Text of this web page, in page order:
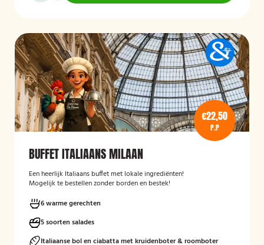
€22,50
P.P
BUFFET ITALIAANS MILAAN
Een heerlijk Italiaans buffet met lokale ingrediënten!
Mogelijk te bestellen zonder borden en bestek!
6 warme gerechten
5 soorten salades
Italiaanse bol en ciabatta met kruidenboter & roomboter